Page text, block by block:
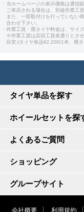
・当ホームページの表示価格は通信
ご来店される場合は、別途作業工
また、一部取付けを行っていない
合わせ下さい。
・作業工賃・廃タイヤ料金は、サイ
※作業工賃は店頭工賃表通りとさせ
目安:(タイヤ単品¥2,200/1本、廃
タイヤ単品を探す
ホイールセットを探
よくあるご質問
ショッピング
グループサイト
会社概要 利用規約